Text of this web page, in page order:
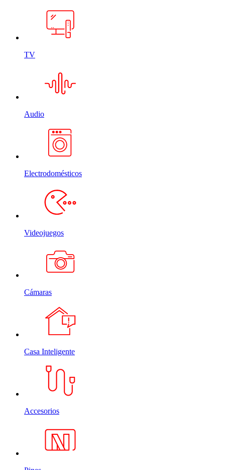
TV
Audio
Electrodomésticos
Videojuegos
Cámaras
Casa Inteligente
Accesorios